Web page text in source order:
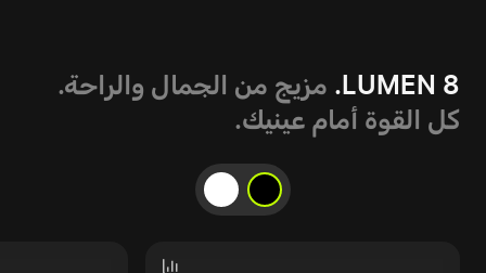
LUMEN 8. مزيج من الجمال والراحة.
كل القوة أمام عينيك.